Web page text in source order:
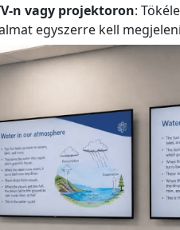
n vagy projektoron:
egyszerre kell